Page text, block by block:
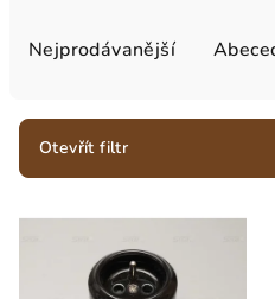
r
o
Nejprodávanější
Otevřít filtr
V